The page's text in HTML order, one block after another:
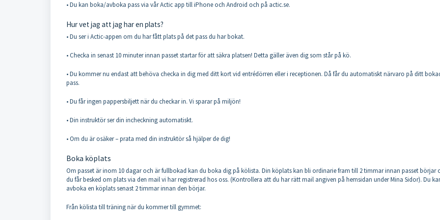
• Du kan boka/avboka pass via vår Actic app till iPhone och Android och på actic.se.
Hur vet jag att jag har en plats?
• Du ser i Actic-appen om du har fått plats på det pass du har bokat.
• Checka in senast 10 minuter innan passet startar för att säkra platsen! Detta gäller även dig som står på kö.
• Du kommer nu endast att behöva checka in dig med ditt kort vid entrédörren eller i receptionen. Då får du automatiskt närvaro på ditt
pass.
• Du får ingen pappersbiljett när du checkar in. Vi sparar på miljön!
• Din instruktör ser din incheckning automatiskt.
• Om du är osäker – prata med din instruktör så hjälper de dig!
Boka köplats
Om passet är inom 10 dagar och är fullbokad kan du boka dig på kölista. Din köplats kan bli ordinarie fram till 2 timmar innan passet börjar
du får besked om plats via den mail vi har registrerad hos oss. (Kontrollera att du har rätt mail angiven på hemsidan under Mina Sidor). Du
avboka en köplats senast 2 timmar innan den börjar.
Från kölista till träning när du kommer till gymmet: